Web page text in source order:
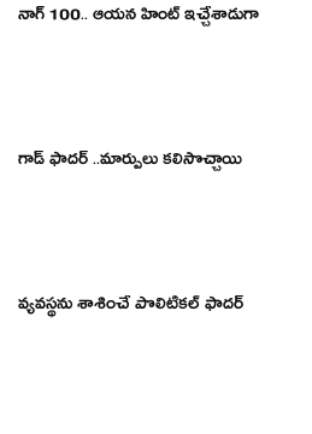
నాగ్ 100.. ఆయన హింట్ ఇచ్చేశాడుగా
గాడ్ ఫాదర్ ..మార్పులు కలిసొచ్చాయి
వ్యవస్థను శాశించే పొలిటికల్ ఫాదర్